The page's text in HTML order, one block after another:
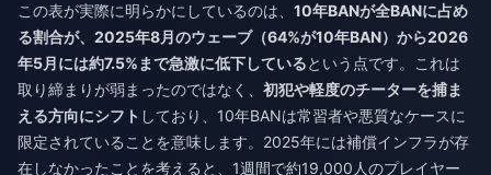
この表が実際に明らかにしているのは、 10年BANが全BANに占め
る割合が、2025年8月のウェーブ（64%が10年BAN）から2026
年5月には約7.5%まで急激に低下しているという点です。これは
取り締まりが弱まったのではなく、 初犯や軽度のチーターを捕ま
える方向にシフト しており、10年BANは常習者や悪質なケースに
限定されていることを意味します。2025年には補償インフラが存
在しなかったことを考えると、1週間で約19,000人のプレイヤー